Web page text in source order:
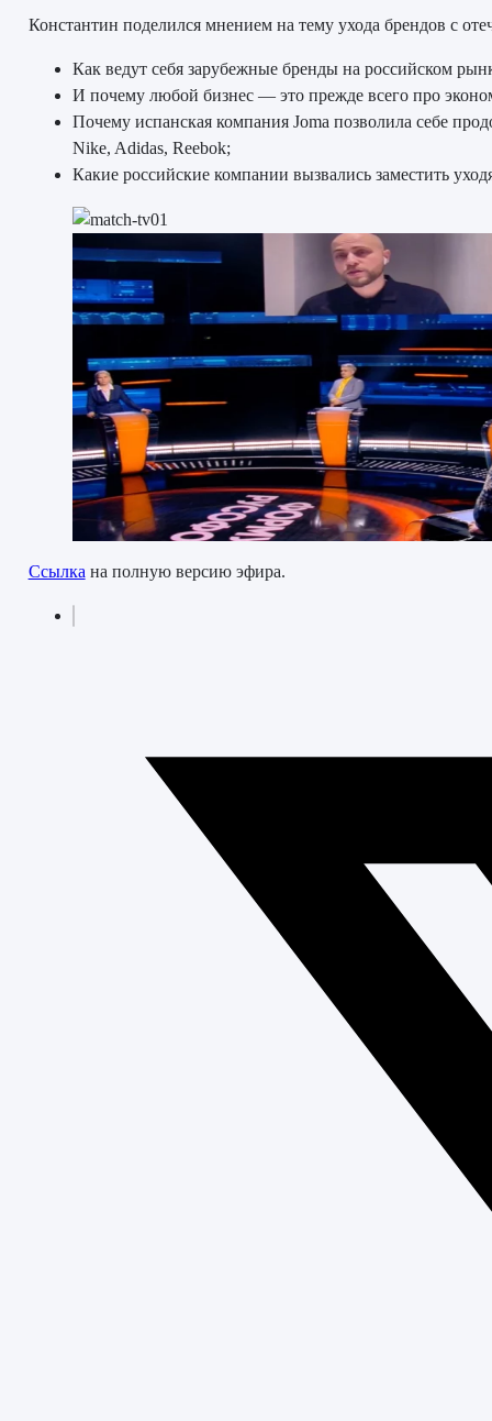
Константин поделился мнением на тему ухода брендов с
Как ведут себя зарубежные бренды на российском
И почему любой бизнес — это прежде всего про
Почему испанская компания Joma позволила себе
Nike, Adidas, Reebok;
Какие российские компании вызвались заместить
Ссылкана полную версию эфира.